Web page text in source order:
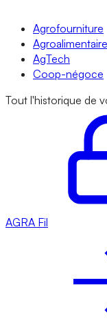
Agrofourniture
Agroalimentaire
AgTech
Coop-négoce
Tout l'historique de
AGRA Fil